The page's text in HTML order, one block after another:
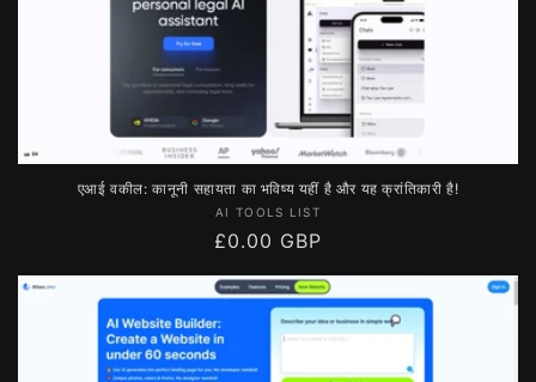
एआई वकील: कानूनी सहायता का भविष्य यहीं है और यह क्रांतिकारी है!
विक्रेता:
AI TOOLS LIST
नियमित
से
मूल्य
£0.00 GBP